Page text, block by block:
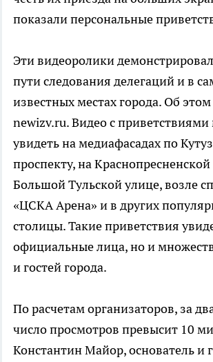
показали персональные
Эти видеоролики
пути следования делегаций и в
известных местах города. Об
newizv.ru. Видео с
увидеть на медиафасадах по
проспекту, на
Большой Тульской улице, возле
«ЦСКА Арена» и в других
столицы. Такие приветствия
официальные лица, но и
и гостей города.
По расчетам организаторов, за
число просмотров превысит 10
Константин Майор, основатель и